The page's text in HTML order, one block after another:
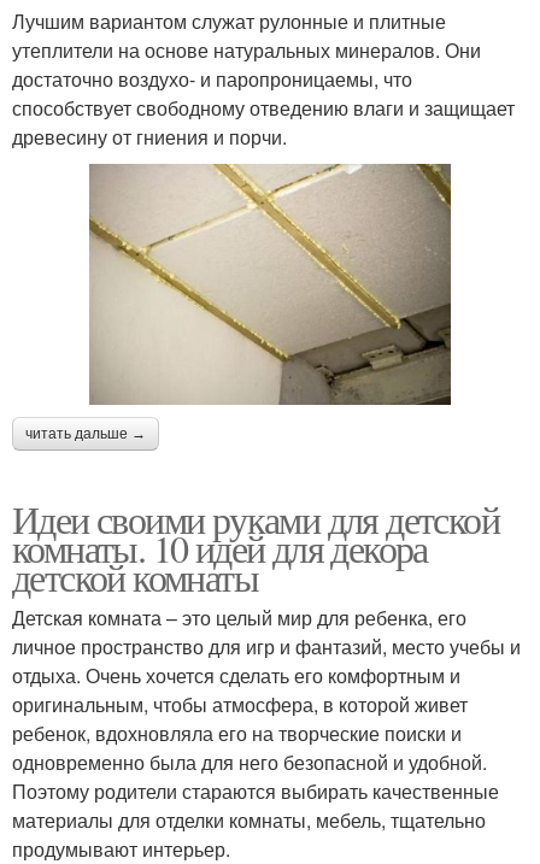
Лучшим вариантом служат рулонные и плитные
утеплители на основе натуральных минералов. Они
достаточно воздухо- и паропроницаемы, что
способствует свободному отведению влаги и защищает
древесину от гниения и порчи.
читать дальше →
Идеи своими руками для детской
комнаты. 10 идей для декора
детской комнаты
Детская комната – это целый мир для ребенка, его
личное пространство для игр и фантазий, место учебы и
отдыха. Очень хочется сделать его комфортным и
оригинальным, чтобы атмосфера, в которой живет
ребенок, вдохновляла его на творческие поиски и
одновременно была для него безопасной и удобной.
Поэтому родители стараются выбирать качественные
материалы для отделки комнаты, мебель, тщательно
продумывают интерьер.